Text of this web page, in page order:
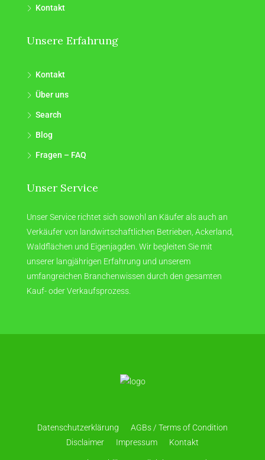
Kontakt
Unsere Erfahrung
Kontakt
Über uns
Search
Blog
Fragen – FAQ
Unser Service
Unser Service richtet sich sowohl an Käufer als auch an
Verkäufer von landwirtschaftlichen Betrieben, Ackerland,
Waldflächen und Eigenjagden. Wir begleiten Sie mit
unserer langjährigen Erfahrung und unserem
umfangreichen Branchenwissen durch den gesamten
Kauf- oder Verkaufsprozess.
Datenschutzerklärung
AGBs / Terms of Condition
Disclaimer
Impressum Kontakt